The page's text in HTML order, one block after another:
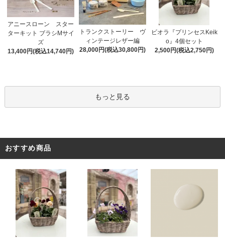
アニースローン スター
ターキット ブラシMサイ
ズ
13,400円(税込14,740円)
トランクストーリー ヴ
ィンテージレザー編
28,000円(税込30,800円)
ビオラ『プリンセスKeik
o』4個セット
2,500円(税込2,750円)
もっと見る
おすすめ商品